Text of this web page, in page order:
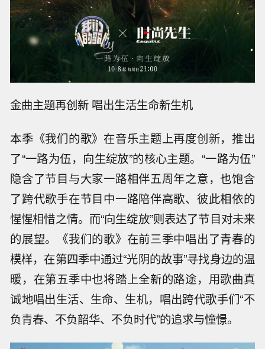
金曲主题再创新 唱出生活生命新生机
本季《我们的歌》在音乐主题上再度创新，推出
了“一路为伍，向生绽放”的核心主题。“一路为伍”
隐含了节目与大家一路相伴五周年之意，也饱含
了跨代歌手在节目中一路陪伴高歌、彼此相依的
惺惺相惜之情。而“向生绽放”则表达了节目对未来
的展望。《我们的歌》在前三季中唱出了青春的
模样，在第四季中通过“光阴的故事”寻找身边的温
暖，在第五季中也将踏上全新的路途，用歌曲真
诚地唱出生活、生命、生机，唱出跨代歌手们“不
负青春、不负韶华、不负时代”的追求与憧憬。